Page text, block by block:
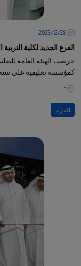
28‏/12‏/2023
الفرع الجديد لكلية
كمؤسسة تعليمية على تسخير
-
المزيد